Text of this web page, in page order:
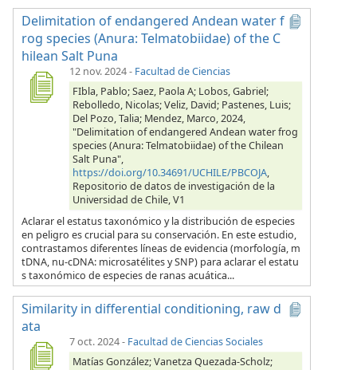
Delimitation of endangered Andean water f
rog species (Anura: Telmatobiidae) of the C
hilean Salt Puna
12 nov. 2024- Facultad de Ciencias
FIbla, Pablo; Saez, Paola A; Lobos, Gabriel;
Rebolledo, Nicolas; Veliz, David; Pastenes, Luis;
Del Pozo, Talia; Mendez, Marco, 2024,
"Delimitation of endangered Andean water frog
species (Anura: Telmatobiidae) of the Chilean
Salt Puna",
https://doi.org/10.34691/UCHILE/PBCOJA,
Repositorio de datos de investigación de la
Universidad de Chile, V1
Aclarar el estatus taxonómico y la distribución de especies
en peligro es crucial para su conservación. En este estudio,
contrastamos diferentes líneas de evidencia (morfología, m
tDNA, nu-cDNA: microsatélites y SNP) para aclarar el estatu
s taxonómico de especies de ranas acuática...
Similarity in differential conditioning, raw d
ata
7 oct. 2024- Facultad de Ciencias Sociales
Matías González; Vanetza Quezada-Scholz;